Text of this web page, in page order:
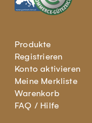
Produkte
Registrieren
Konto aktivieren
Meine Merkliste
Warenkorb
FAQ / Hilfe